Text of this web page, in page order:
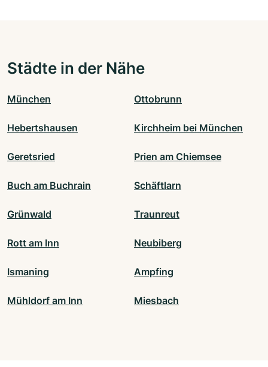
Städte in der Nähe
München Ottobrunn
Hebertshausen Kirchheim bei München
Geretsried Prien am Chiemsee
Buch am Buchrain Schäftlarn
Grünwald Traunreut
Rott am Inn Neubiberg
Ismaning Ampfing
Mühldorf am Inn Miesbach